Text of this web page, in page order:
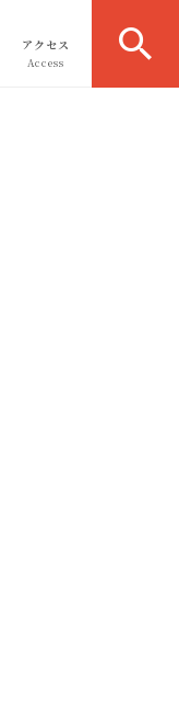
アクセス
Access